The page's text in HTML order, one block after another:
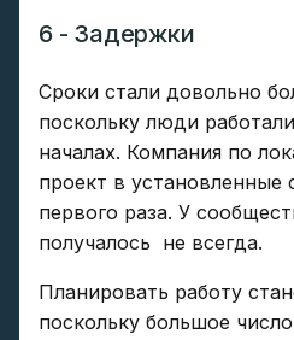
6 - Задержки
Сроки стали довольно
поскольку люди
началах. Компания по
проект в установленные
первого раза. У
получалось не всегда.
Планировать работу
поскольку большое